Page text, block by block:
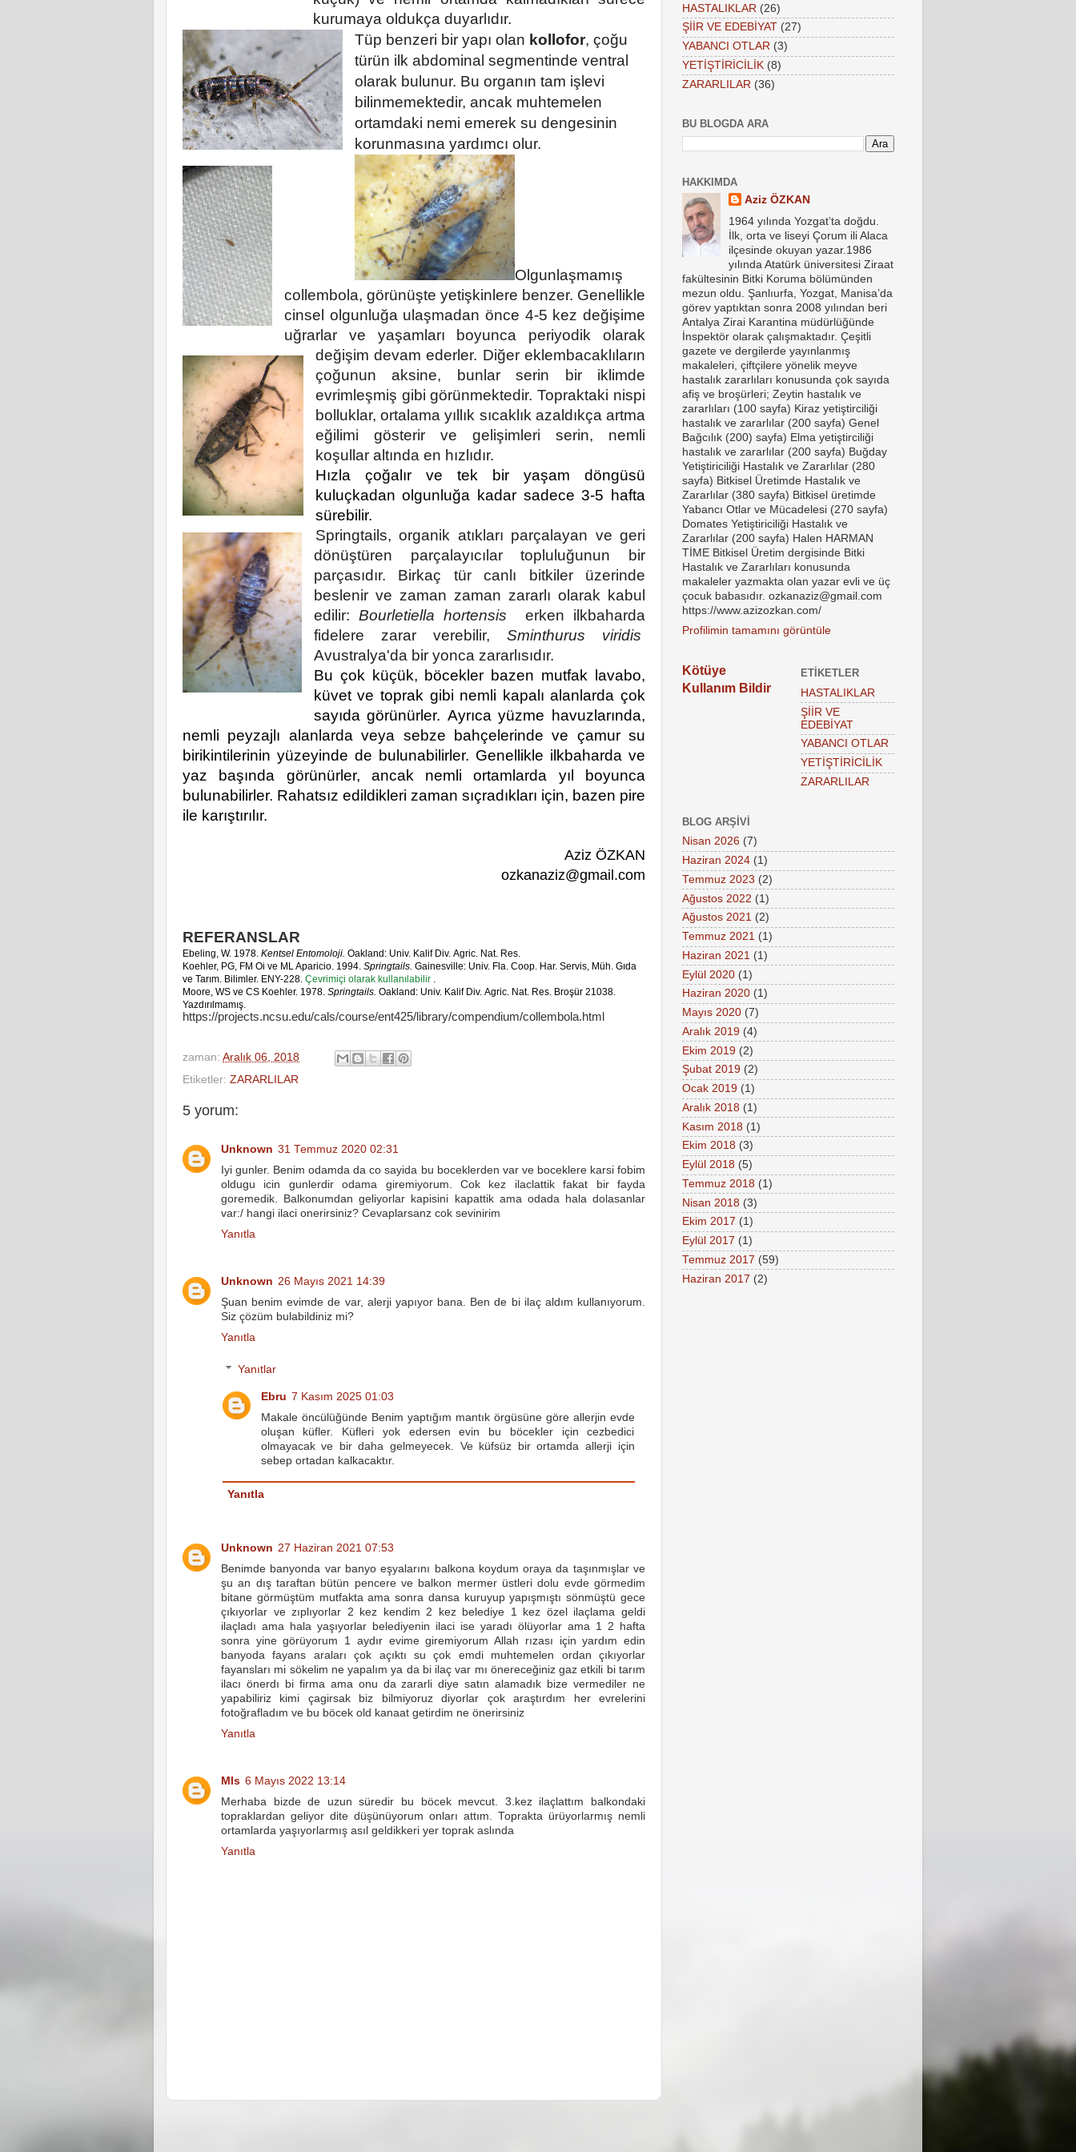
kurumaya oldukça duyarlıdır.
Tüp benzeri bir yapı olan kollofor, çoğu
türün ilk abdominal segmentinde ventral
olarak bulunur. Bu organın tam işlevi
bilinmemektedir, ancak muhtemelen
ortamdaki nemi emerek su dengesinin
korunmasına yardımcı olur.
Olgunlaşmamış
collembola, görünüşte yetişkinlere benzer. Genellikle
cinsel olgunluğa ulaşmadan önce 4-5 kez değişime
uğrarlar ve yaşamları boyunca periyodik olarak
değişim devam ederler. Diğer eklembacaklıların
çoğunun aksine, bunlar serin bir iklimde
evrimleşmiş gibi görünmektedir. Topraktaki nispi
bolluklar, ortalama yıllık sıcaklık azaldıkça artma
eğilimi gösterir ve gelişimleri serin, nemli
koşullar altında en hızlıdır.
Hızla çoğalır ve tek bir yaşam döngüsü
kuluçkadan olgunluğa kadar sadece 3-5 hafta
sürebilir.
Springtails, organik atıkları parçalayan ve geri
dönüştüren parçalayıcılar topluluğunun bir
parçasıdır.
Birkaç tür canlı bitkiler üzerinde
beslenir ve zaman zaman zararlı olarak kabul
edilir:Bourletiella hortensis erken ilkbaharda
fidelere zarar verebilir, Sminthurus viridis
Avustralya'da bir yonca zararlısıdır.
Bu çok küçük, böcekler bazen mutfak lavabo,
küvet ve toprak gibi nemli kapalı alanlarda çok
sayıda görünürler. Ayrıca yüzme havuzlarında,
nemli peyzajlı alanlarda veya sebze bahçelerinde ve çamur su
birikintilerinin yüzeyinde de bulunabilirler. Genellikle ilkbaharda ve
yaz başında görünürler, ancak nemli ortamlarda yıl boyunca
bulunabilirler. Rahatsız edildikleri zaman sıçradıkları için, bazen pire
ile karıştırılır.
Aziz ÖZKAN
ozkanaziz@gmail.com
REFERANSLAR
Ebeling, W. 1978. Kentsel Entomoloji. Oakland: Univ. Kalif Div. Agric. Nat. Res.
Koehler, PG, FM Oi ve ML Aparicio. 1994. Springtails. Gainesville: Univ. Fla. Coop. Har. Servis, Müh. Gıda
ve Tarım. Bilimler. ENY-228. Çevrimiçi olarak kullanılabilir .
Moore, WS ve CS Koehler. 1978. Springtails. Oakland: Univ. Kalif Div. Agric. Nat. Res. Broşür 21038.
Yazdırılmamış.
https://projects.ncsu.edu/cals/course/ent425/library/compendium/collembola.html
zaman: Aralık 06, 2018
Etiketler: ZARARLILAR
5 yorum:
Unknown 31 Temmuz 2020 02:31
Iyi gunler. Benim odamda da co sayida bu boceklerden var ve boceklere karsi fobim
oldugu icin gunlerdir odama giremiyorum. Cok kez ilaclattik fakat bir fayda
goremedik. Balkonumdan geliyorlar kapisini kapattik ama odada hala dolasanlar
var:/ hangi ilaci onerirsiniz? Cevaplarsanz cok sevinirim
Yanıtla
Unknown 26 Mayıs 2021 14:39
Şuan benim evimde de var, alerji yapıyor bana. Ben de bi ilaç aldım kullanıyorum.
Siz çözüm bulabildiniz mi?
Yanıtla
Yanıtlar
Ebru 7 Kasım 2025 01:03
Makale öncülüğünde Benim yaptığım mantık örgüsüne göre allerjin evde
oluşan küfler. Küfleri yok edersen evin bu böcekler için cezbedici
olmayacak ve bir daha gelmeyecek. Ve küfsüz bir ortamda allerji için
sebep ortadan kalkacaktır.
Yanıtla
Unknown 27 Haziran 2021 07:53
Benimde banyonda var banyo eşyalarını balkona koydum oraya da taşınmışlar ve
şu an dış taraftan bütün pencere ve balkon mermer üstleri dolu evde görmedim
bitane görmüştüm mutfakta ama sonra dansa kuruyup yapışmıştı sönmüştü gece
çıkıyorlar ve zıplıyorlar 2 kez kendim 2 kez belediye 1 kez özel ilaçlama geldi
ilaçladı ama hala yaşıyorlar belediyenin ilaci ise yaradı ölüyorlar ama 1 2 hafta
sonra yine görüyorum 1 aydır evime giremiyorum Allah rızası için yardım edin
banyoda fayans araları çok açıktı su çok emdi muhtemelen ordan çıkıyorlar
fayansları mi sökelim ne yapalım ya da bi ilaç var mı önereceğiniz gaz etkili bi tarım
ilacı önerdı bi firma ama onu da zararli diye satın alamadık bize vermediler ne
yapabiliriz kimi çagirsak biz bilmiyoruz diyorlar çok araştırdım her evrelerini
fotoğrafladım ve bu böcek old kanaat getirdim ne önerirsiniz
Yanıtla
Mls 6 Mayıs 2022 13:14
Merhaba bizde de uzun süredir bu böcek mevcut. 3.kez ilaçlattım balkondaki
topraklardan geliyor dite düşünüyorum onları attım. Toprakta ürüyorlarmış nemli
ortamlarda yaşıyorlarmış asıl geldikkeri yer toprak aslında
Yanıtla
HASTALIKLAR (26)
ŞİİR VE EDEBİYAT (27)
YABANCI OTLAR (3)
YETİŞTİRİCİLİK (8)
ZARARLILAR (36)
BU BLOGDA ARA
HAKKIMDA
Aziz ÖZKAN
1964 yılında Yozgat’ta doğdu.
İlk, orta ve liseyi Çorum ili Alaca
ilçesinde okuyan yazar.1986
yılında Atatürk üniversitesi Ziraat
fakültesinin Bitki Koruma bölümünden
mezun oldu. Şanlıurfa, Yozgat, Manisa’da
görev yaptıktan sonra 2008 yılından beri
Antalya Zirai Karantina müdürlüğünde
İnspektör olarak çalışmaktadır. Çeşitli
gazete ve dergilerde yayınlanmış
makaleleri, çiftçilere yönelik meyve
hastalık zararlıları konusunda çok sayıda
afiş ve broşürleri; Zeytin hastalık ve
zararlıları (100 sayfa) Kiraz yetiştirciliği
hastalık ve zararlılar (200 sayfa) Genel
Bağcılık (200) sayfa) Elma yetiştirciliği
hastalık ve zararlılar (200 sayfa) Buğday
Yetiştiriciliği Hastalık ve Zararlılar (280
sayfa) Bitkisel Üretimde Hastalık ve
Zararlılar (380 sayfa) Bitkisel üretimde
Yabancı Otlar ve Mücadelesi (270 sayfa)
Domates Yetiştiriciliği Hastalık ve
Zararlılar (200 sayfa) Halen HARMAN
TİME Bitkisel Üretim dergisinde Bitki
Hastalık ve Zararlıları konusunda
makaleler yazmakta olan yazar evli ve üç
çocuk babasıdır. ozkanaziz@gmail.com
https://www.azizozkan.com/
Profilimin tamamını görüntüle
Kötüye
Kullanım Bildir
ETIKETLER
HASTALIKLAR
ŞİİR VE
EDEBİYAT
YABANCI OTLAR
YETİŞTİRİCİLİK
ZARARLILAR
BLOG ARŞIVI
Nisan 2026 (7)
Haziran 2024 (1)
Temmuz 2023 (2)
Ağustos 2022 (1)
Ağustos 2021 (2)
Temmuz 2021 (1)
Haziran 2021 (1)
Eylül 2020 (1)
Haziran 2020 (1)
Mayıs 2020 (7)
Aralık 2019 (4)
Ekim 2019 (2)
Şubat 2019 (2)
Ocak 2019 (1)
Aralık 2018 (1)
Kasım 2018 (1)
Ekim 2018 (3)
Eylül 2018 (5)
Temmuz 2018 (1)
Nisan 2018 (3)
Ekim 2017 (1)
Eylül 2017 (1)
Temmuz 2017 (59)
Haziran 2017 (2)